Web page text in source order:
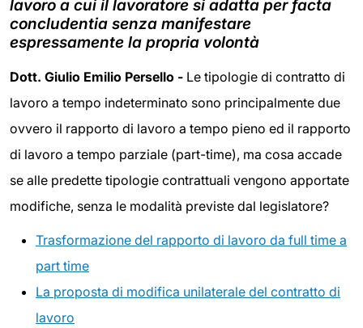
lavoro a cui il lavoratore si adatta per facta
concludentia senza manifestare
espressamente la propria volontà
Dott. Giulio Emilio Persello - Le tipologie di contratto di
lavoro a tempo indeterminato sono principalmente due
ovvero il rapporto di lavoro a tempo pieno ed il rapporto
di lavoro a tempo parziale (part-time), ma cosa accade
se alle predette tipologie contrattuali vengono apportate
modifiche, senza le modalità previste dal legislatore?
Trasformazione del rapporto di lavoro da full time a
part time
La proposta di modifica unilaterale del contratto di
lavoro